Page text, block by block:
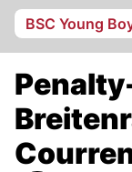
BSC Young